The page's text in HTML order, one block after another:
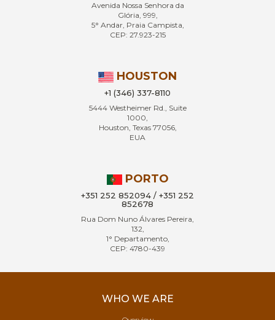
Avenida Nossa Senhora da
Glória, 999,
5° Andar, Praia Campista,
CEP: 27.923-215
HOUSTON
+1 (346) 337-8110
5444 Westheimer Rd., Suite
1000,
Houston, Texas 77056,
EUA
PORTO
+351 252 852094 / +351 252
852678
Rua Dom Nuno Álvares Pereira,
132,
1° Departamento,
CEP: 4780-439
WHO WE ARE